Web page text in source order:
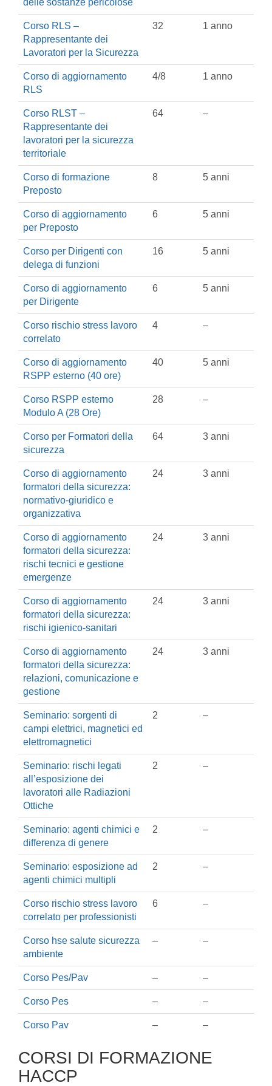
Corso RLS –
Rappresentante dei
Lavoratori per la Sicurezza
32 1 anno
Corso di aggiornamento
RLS
4/8 1 anno
Corso RLST –
Rappresentante dei
lavoratori per la sicurezza
territoriale
64 –
Corso di formazione
Preposto
8 5 anni
Corso di aggiornamento
per Preposto
6 5 anni
Corso per Dirigenti con
delega di funzioni
16 5 anni
Corso di aggiornamento
per Dirigente
6 5 anni
Corso rischio stress lavoro
correlato
4 –
Corso di aggiornamento
RSPP esterno (40 ore)
40 5 anni
Corso RSPP esterno
Modulo A (28 Ore)
28 –
Corso per Formatori della
sicurezza
64 3 anni
Corso di aggiornamento
formatori della sicurezza:
normativo-giuridico e
organizzativa
24 3 anni
Corso di aggiornamento
formatori della sicurezza:
rischi tecnici e gestione
emergenze
24 3 anni
Corso di aggiornamento
formatori della sicurezza:
rischi igienico-sanitari
24 3 anni
Corso di aggiornamento
formatori della sicurezza:
relazioni, comunicazione e
gestione
24 3 anni
Seminario: sorgenti di
campi elettrici, magnetici ed
elettromagnetici
2 –
Seminario: rischi legati
all’esposizione dei
lavoratori alle Radiazioni
Ottiche
2 –
Seminario: agenti chimici e
differenza di genere
2 –
Seminario: esposizione ad
agenti chimici multipli
2 –
Corso rischio stress lavoro
correlato per professionisti
6 –
Corso hse salute sicurezza
ambiente
– –
Corso Pes/Pav – –
Corso Pes – –
Corso Pav – –
CORSI DI FORMAZIONE
HACCP